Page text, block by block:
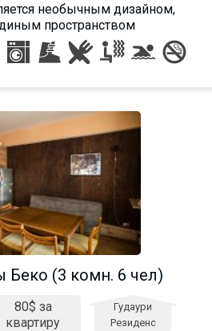
необычным дизайном,
пространством
Беко (3 комн. 6 чел)
80$ за
квартиру
Гудаури
Резиденс